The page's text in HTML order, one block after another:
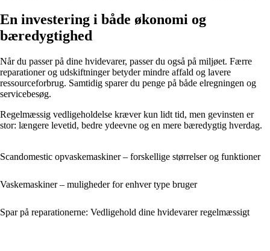
En investering i både økonomi og
bæredygtighed
Når du passer på dine hvidevarer, passer du også på miljøet. Færre
reparationer og udskiftninger betyder mindre affald og lavere
ressourceforbrug. Samtidig sparer du penge på både elregningen og
servicebesøg.
Regelmæssig vedligeholdelse kræver kun lidt tid, men gevinsten er
stor: længere levetid, bedre ydeevne og en mere bæredygtig hverdag.
Scandomestic opvaskemaskiner – forskellige størrelser og funktioner
Vaskemaskiner – muligheder for enhver type bruger
Spar på reparationerne: Vedligehold dine hvidevarer regelmæssigt